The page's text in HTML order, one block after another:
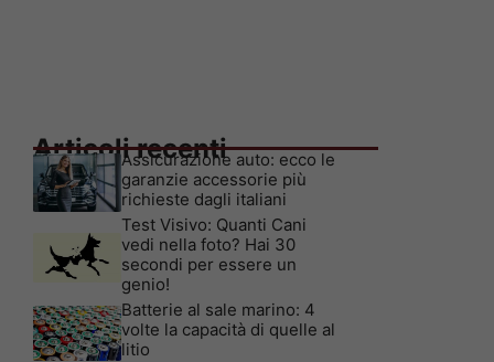
Articoli recenti
Assicurazione auto: ecco le
garanzie accessorie più
richieste dagli italiani
Test Visivo: Quanti Cani
vedi nella foto? Hai 30
secondi per essere un
genio!
Batterie al sale marino: 4
volte la capacità di quelle al
litio